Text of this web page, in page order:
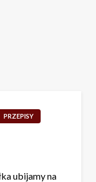
PRZEPISY
ubijamy na